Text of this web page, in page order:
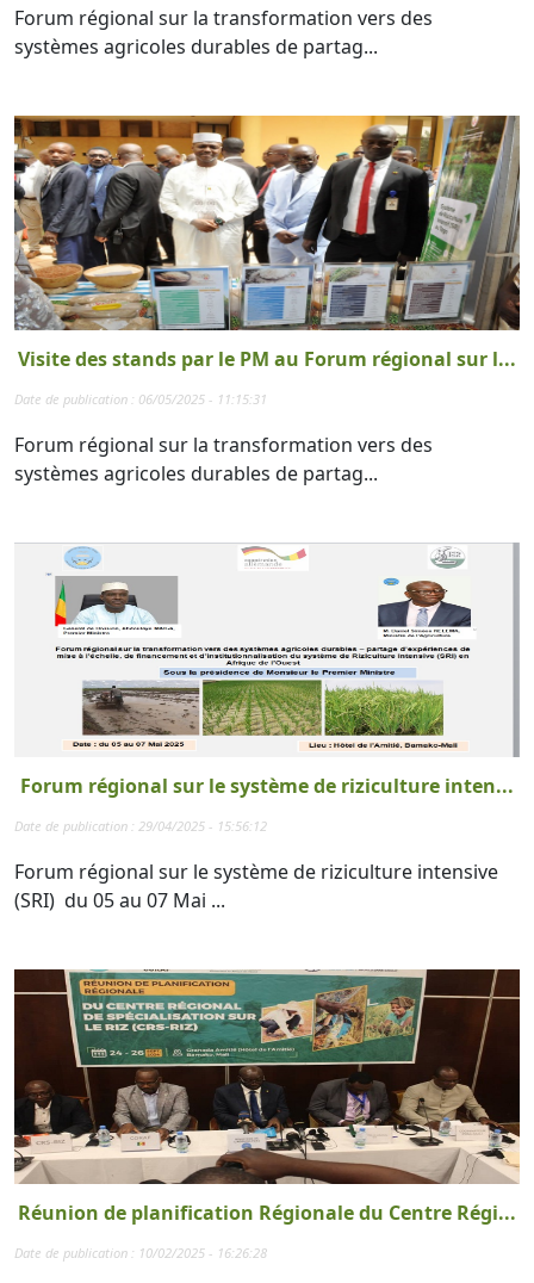
Forum régional sur la transformation vers des
systèmes agricoles durables de partag...
Visite des stands par le PM au Forum régional sur l...
Date de publication : 06/05/2025 - 11:15:31
Forum régional sur la transformation vers des
systèmes agricoles durables de partag...
Forum régional sur le système de riziculture inten...
Date de publication : 29/04/2025 - 15:56:12
Forum régional sur le système de riziculture intensive
(SRI) du 05 au 07 Mai ...
Réunion de planification Régionale du Centre Régi...
Date de publication : 10/02/2025 - 16:26:28